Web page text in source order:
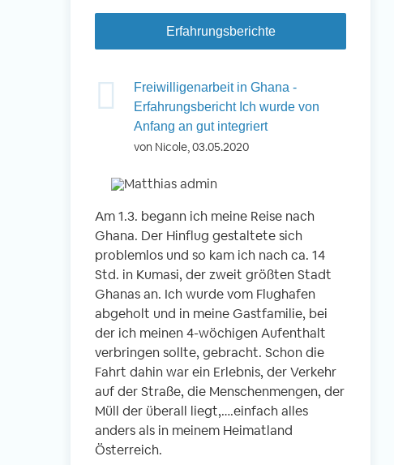
Erfahrungsberichte
Freiwilligenarbeit in Ghana -
Erfahrungsbericht Ich wurde von
Anfang an gut integriert
von Nicole, 03.05.2020
Am 1.3. begann ich meine Reise nach
Ghana. Der Hinflug gestaltete sich
problemlos und so kam ich nach ca. 14
Std. in Kumasi, der zweit größten Stadt
Ghanas an. Ich wurde vom Flughafen
abgeholt und in meine Gastfamilie, bei
der ich meinen 4-wöchigen Aufenthalt
verbringen sollte, gebracht. Schon die
Fahrt dahin war ein Erlebnis, der Verkehr
auf der Straße, die Menschenmengen, der
Müll der überall liegt,….einfach alles
anders als in meinem Heimatland
Österreich.